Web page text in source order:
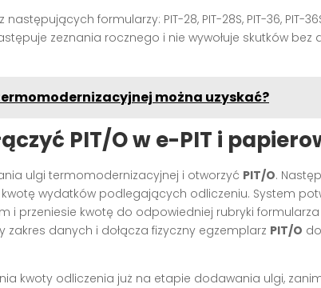
formularzy: PIT-28, PIT-28S, PIT-36, PIT-36S,
zeznania rocznego i nie wywołuje skutków bez
można uzyskać?
PIT/O w e-PIT i
ulgi termomodernizacyjnej i otworzyć PIT/O.
wydatków podlegających odliczeniu. System
i przeniesie kwotę do odpowiedniej rubryki formularza
zakres danych i dołącza fizyczny egzemplarz PIT/O
kwoty odliczenia już na etapie dodawania ulgi,